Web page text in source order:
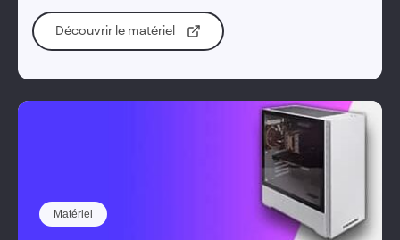
Découvrir le matériel
Matériel